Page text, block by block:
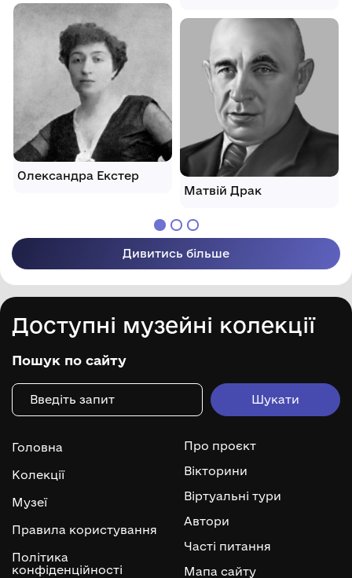
Олександра Екстер
Матвій Драк
Дивитись більше
Доступні музейні колекції
Пошук по сайту
Головна
Колекції
Музеї
Правила користування
Політика
конфіденційності
Про проєкт
Вікторини
Віртуальні тури
Автори
Часті питання
Мапа сайту